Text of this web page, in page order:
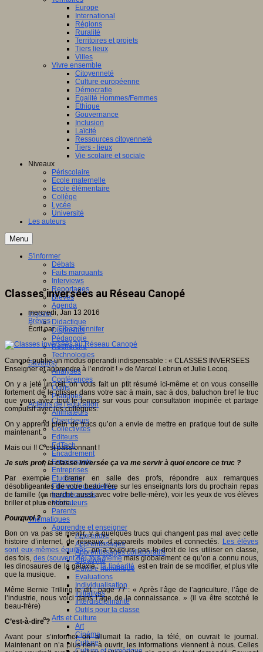
Europe
International
Régions
Ruralité
Territoires et projets
Tiers lieux
Villes
Vivre ensemble
Citoyenneté
Culture européenne
Démocratie
Egalité Hommes/Femmes
Ethique
Gouvernance
Inclusion
Laïcité
Ressources citoyenneté
Tiers - lieux
Vie scolaire et sociale
Niveaux
Périscolaire
Ecole maternelle
Ecole élémentaire
Collège
Lycée
Université
Les auteurs
Menu
S'informer
Débats
Faits marquants
Interviews
Reportages
Brèves
Agenda
Innover
Didactique
Dispositifs
Pédagogie
Recherche
Technologies
Savoir(s)
Analyses
Conférences
Outils
Pratiques
Acteurs de l'éducation
Animateurs
Chercheurs
Collectivités
Editeurs
EdTech
Encadrement
Enseignants
Entreprises
Etudiants
Filières industrielles
Institutionnels
Médiateurs
Parents
Thématiques
Apprendre et enseigner
Apprendre
Apprentissages
Apprentissages collaboratifs
Créativité
Culture numérique
Evaluations
Individualisation
Initiatives
Interdisciplinarité
Outils pour la classe
Arts et Culture
Art
Cinéma
Culture
Classes inversées au Réseau Canopé
mercredi, Jan 13 2016
Brèves
Écrit parElbaz Jennifer
Canopé publie un modus operandi indispensable : « CLASSES INVERSEES
Enseigner et apprendre à l’endroit ! » de Marcel Lebrun et Julie Lecoq.
On y a jeté un œil, on vous fait un ptit résumé ici-même et on vous conseille
fortement de le glisser dans votre sac à main, sac à dos, baluchon bref le truc
que vous avez tout le temps sur vous pour consultation inopinée et partage
compulsif avec les collègues.
On y apprend plein de trucs qu’on a envie de mettre en pratique tout de suite
maintenant.
Mais oui !! C’est passionnant !
Je suis prof, la classe inversée ça va me servir à quoi encore ce truc ?
Par exemple : craner en salle des profs, répondre aux remarques
désobligeantes de votre beau-frère sur les enseignants lors du prochain repas
de famille (ça marche aussi avec votre belle-mère), voir les yeux de vos élèves
briller et plus encore...
Pourquoi ?
Bon on va pas se mentir, y a quelques trucs qui changent pas mal avec cette
histoire d’internet, de réseaux, d’appareils mobiles et connectés. Les élèves
sont eux-mêmes équipés, on a toujours pas le droit de les utiliser en classe,
des fois, des (souvent de) fois mêmemais globalement ce qu’on a connu nous,
les dinosaures de la galaxie :la linéaritéest en train de se modifier, et plus vite
que la musique.
Même Bernie Trilling le dit : page 77 : « Après l’âge de l’agriculture, l’âge de
l’industrie, nous voici dans l’âge de la connaissance. » (il va être scotché le
beau-frère)
C’est-à-dire ?
Avant pour s’informer on allumait la radio, la télé, on ouvrait le journal.
Maintenant on n’a plus rien à ouvrir, les informations viennent à nous. Celles